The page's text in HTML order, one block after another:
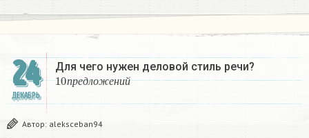
24
ДЕКАБРЬ
Для чего нужен деловой стиль речи?
пр е дл о ж е н и й
10пр ед лож ений
Автор: aleksceban94